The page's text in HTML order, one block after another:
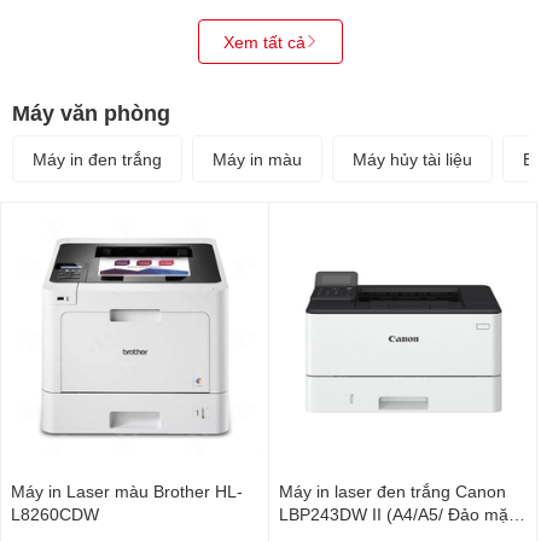
Xem tất cả
Máy văn phòng
Máy in đen trắng Máy in màu Máy hủy tài liệu
Máy in Laser màu Brother HL-
L8260CDW
Máy in laser đen trắng Canon
LBP243DW II (A4/A5/ Đảo mặt/